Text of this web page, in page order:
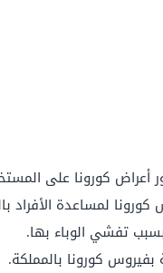
أعراض كورونا على
لمساعدة
تفشي الوباء بها.
كورونا بالمملكة.